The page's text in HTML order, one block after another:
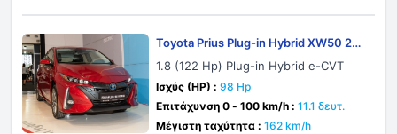
Toyota Prius Plug-in Hybrid XW50 201
6
1.8 (122 Hp) Plug-in Hybrid e-CVT
Ισχύς (HP) : 98 Hp
Επιτάχυνση 0 - 100 km/h : 11.1 δευτ.
Μέγιστη ταχύτητα : 162 km/h